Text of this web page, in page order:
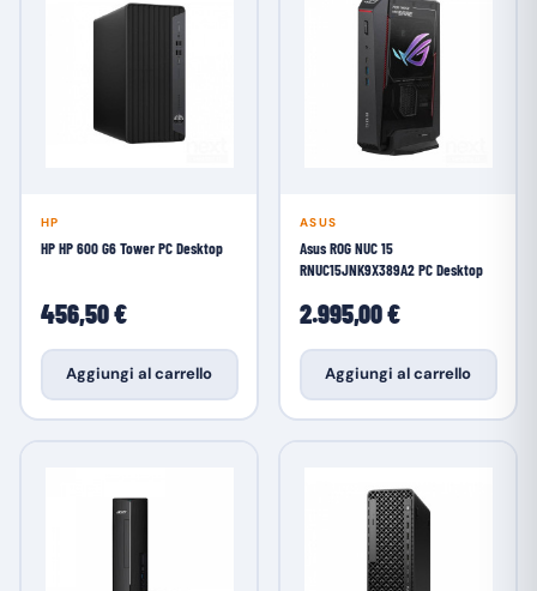
HP
HP HP 600 G6 Tower PC Desktop
456,50 €
Aggiungi al carrello
ASUS
Asus ROG NUC 15
RNUC15JNK9X389A2 PC Desktop
2.995,00 €
Aggiungi al carrello